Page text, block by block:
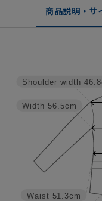
商品説明・サ
Waist 51.3cm
Width 56.5cm
Shoulder width